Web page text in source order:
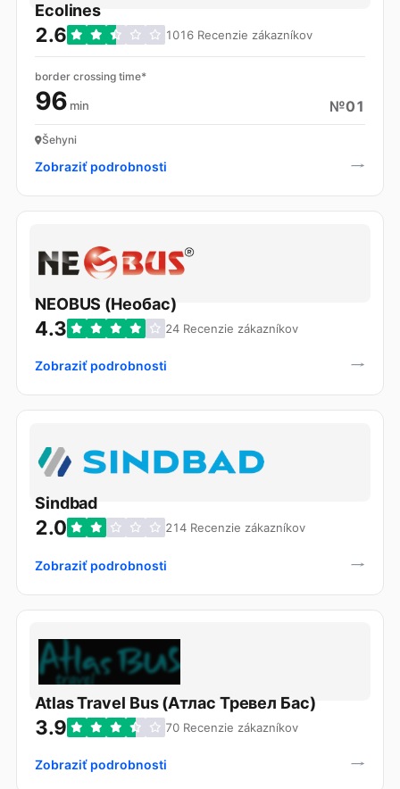
Ecolines
2.6 1016 Recenzie zákazníkov
border crossing time*
96 min №01
Šehyni
Zobraziť podrobnosti
NEOBUS (Необас)
4.3 24 Recenzie zákazníkov
Zobraziť podrobnosti
Sindbad
2.0 214 Recenzie zákazníkov
Zobraziť podrobnosti
Atlas Travel Bus (Атлас Тревел Бас)
3.9 70 Recenzie zákazníkov
Zobraziť podrobnosti